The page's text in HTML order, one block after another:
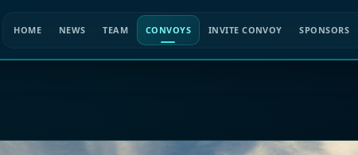
HOME NEWS TEAM CONVOYS INVITE CONVOY SPONSORS